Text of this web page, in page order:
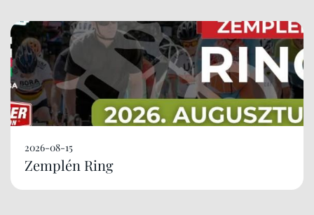
2026-08-15
Zemplén Ring